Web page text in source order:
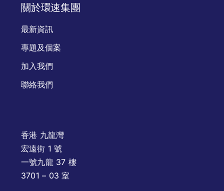
關於環速集團
最新資訊
專題及個案
加入我們
聯絡我們
香港 九龍灣
宏遠街 1 號
一號九龍 37 樓
3701 – 03 室